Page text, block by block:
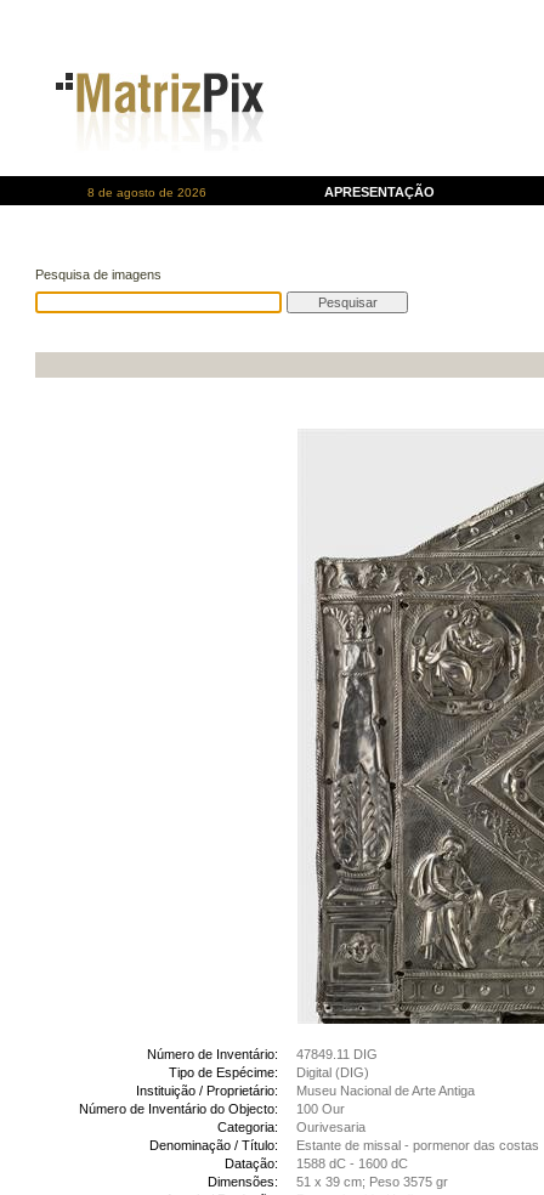
8 de agosto de 2026 APRESENTAÇÃO
Pesquisa de imagens
Número de Inventário:
47849.11 DIG
Tipo de Espécime:
Digital (DIG)
Instituição / Proprietário:
Museu Nacional de Arte Antiga
Número de Inventário do Objecto:
100 Our
Categoria:
Ourivesaria
Denominação / Título:
Estante de missal - pormenor das costas
Datação:
1588 dC - 1600 dC
Dimensões:
51 x 39 cm; Peso 3575 gr